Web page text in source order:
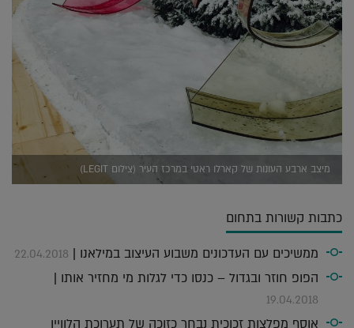
מיצב ארבע העונות של קארלו ראטי במרכז העיר (צילום LEGIT)
כתבות קשורות בתחום
ממשיכים עם העדכונים משבוע העיצוב במילאנו | 22.04.2018
הפופ חוזר ובגדול – כנסו כדי לגלות מי מחזיר אותו |
19.04.2018
אוסף מפלצות זכוכית נבחר כזוכה של תערוכת הלוויין